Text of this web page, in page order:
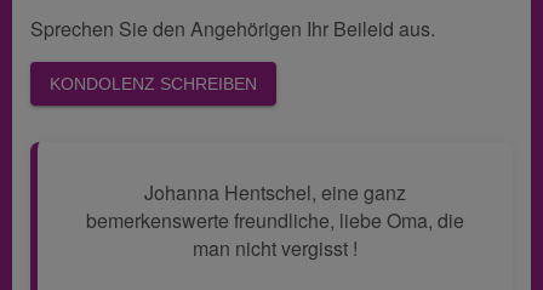
Sprechen Sie den Angehörigen Ihr Beileid aus.
KONDOLENZ SCHREIBEN
Johanna Hentschel, eine ganz
bemerkenswerte freundliche, liebe Oma, die
man nicht vergisst !